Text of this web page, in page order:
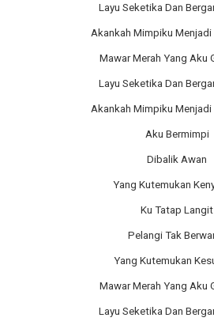
Layu Seketika Dan
Akankah Mimpiku
Mawar Merah Yang Aku
Layu Seketika Dan
Akankah Mimpiku
Aku Bermimpi
Dibalik Awan
Yang Kutemukan
Ku Tatap Langit
Pelangi Tak
Yang Kutemukan
Mawar Merah Yang Aku
Layu Seketika Dan